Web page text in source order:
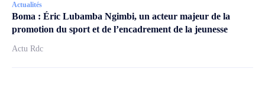
Actualités
Boma : Éric Lubamba Ngimbi, un acteur majeur de la
promotion du sport et de l’encadrement de la jeunesse
Actu Rdc